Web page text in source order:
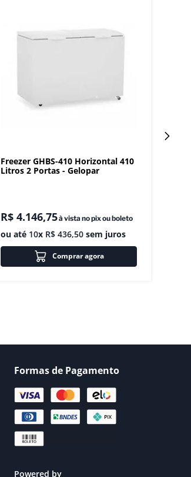
Freezer GHBS-410 Horizontal 410
Litros 2 Portas - Gelopar
R$ 4.146,75à vista no pix ou boleto
ou até 10x R$ 436,50sem juros
Comprar agora
Formas de Pagamento
Powered by